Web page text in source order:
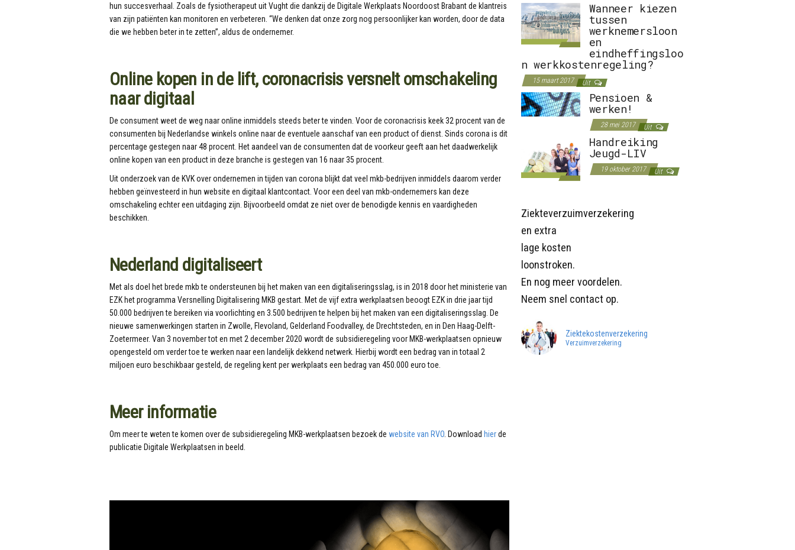
hun succesverhaal. Zoals de fysiotherapeut uit Vught die dankzij de Digitale Werkplaats Noordoost Brabant de klantreis
van zijn patiënten kan monitoren en verbeteren. “We denken dat onze zorg nog persoonlijker kan worden, door de data
die we hebben beter in te zetten”, aldus de ondernemer.
Online kopen in de lift, coronacrisis versnelt omschakeling
naar digitaal
De consument weet de weg naar online inmiddels steeds beter te vinden. Voor de coronacrisis keek 32 procent van de
consumenten bij Nederlandse winkels online naar de eventuele aanschaf van een product of dienst. Sinds corona is dit
percentage gestegen naar 48 procent. Het aandeel van de consumenten dat de voorkeur geeft aan het daadwerkelijk
online kopen van een product in deze branche is gestegen van 16 naar 35 procent.
Uit onderzoek van de KVK over ondernemen in tijden van corona blijkt dat veel mkb-bedrijven inmiddels daarom verder
hebben geïnvesteerd in hun website en digitaal klantcontact. Voor een deel van mkb-ondernemers kan deze
omschakeling echter een uitdaging zijn. Bijvoorbeeld omdat ze niet over de benodigde kennis en vaardigheden
beschikken.
Nederland digitaliseert
Met als doel het brede mkb te ondersteunen bij het maken van een digitaliseringsslag, is in 2018 door het ministerie van
EZK het programma Versnelling Digitalisering MKB gestart. Met de vijf extra werkplaatsen beoogt EZK in drie jaar tijd
50.000 bedrijven te bereiken via voorlichting en 3.500 bedrijven te helpen bij het maken van een digitaliseringsslag. De
nieuwe samenwerkingen starten in Zwolle, Flevoland, Gelderland Foodvalley, de Drechtsteden, en in Den Haag-Delft-
Zoetermeer. Van 3 november tot en met 2 december 2020 wordt de subsidieregeling voor MKB-werkplaatsen opnieuw
opengesteld om verder toe te werken naar een landelijk dekkend netwerk. Hierbij wordt een bedrag van in totaal 2
miljoen euro beschikbaar gesteld, de regeling kent per werkplaats een bedrag van 450.000 euro toe.
Meer informatie
Om meer te weten te komen over de subsidieregeling MKB-werkplaatsen bezoek de website van RVO. Download hierde
publicatie Digitale Werkplaatsen in beeld.
Wanneer kiezen
tussen
werknemersloon
en
eindheffingsloo
n werkkostenregeling?
15 maart 2017 Uit
Pensioen &
werken!
28 mei 2017 Uit
Handreiking
Jeugd-LIV
19 oktober 2017 Uit
Ziekteverzuimverzekering
en extra
lage kosten
loonstroken.
En nog meer voordelen.
Neem snel contact op.
Ziektekostenverzekering
Verzuimverzekering